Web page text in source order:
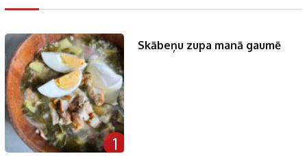
1
Skābeņu zupa manā gaumē